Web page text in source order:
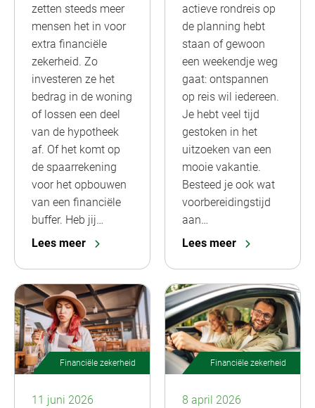
zetten steeds meer
mensen het in voor
extra financiële
zekerheid. Zo
investeren ze het
bedrag in de woning
of lossen een deel
van de hypotheek
af. Of het komt op
de spaarrekening
voor het opbouwen
van een financiële
buffer. Heb jij…
Lees meer
actieve rondreis op
de planning hebt
staan of gewoon
een weekendje weg
gaat: ontspannen
op reis wil iedereen.
Je hebt veel tijd
gestoken in het
uitzoeken van een
mooie vakantie.
Besteed je ook wat
voorbereidingstijd
aan…
Lees meer
Financiële zekerheid
11 juni 2026
Financiële zekerheid
8 april 2026